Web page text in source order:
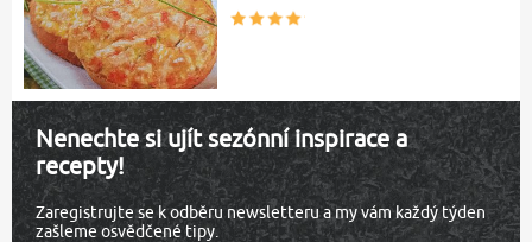
Nenechte si ujít sezónní inspirace a
recepty!
Zaregistrujte se k odběru newsletteru a my vám každý týden
zašleme osvědčené tipy.